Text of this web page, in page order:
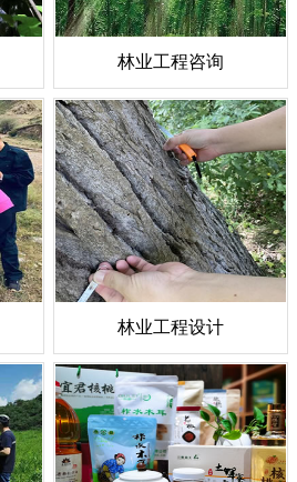
林业工程咨询
林业工程设计